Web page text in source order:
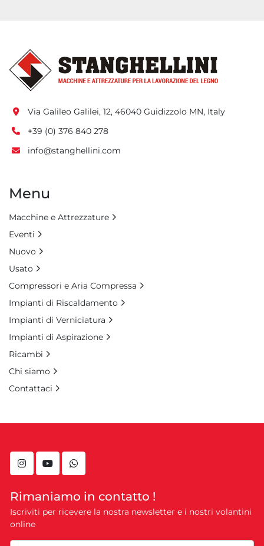
instagramyoutubewhatsapp
Rimaniamo in contatto !
Iscriviti per ricevere la nostra newsletter e i nostri volantini
online
Via Galileo Galilei, 12, 46040 Guidizzolo MN, Italy
+39 (0) 376 840 278
info@stanghellini.com
Menu
Macchine e Attrezzature
Eventi
Nuovo
Usato
Compressori e Aria Compressa
Impianti di Riscaldamento
Impianti di Verniciatura
Impianti di Aspirazione
Ricambi
Chi siamo
Contattaci